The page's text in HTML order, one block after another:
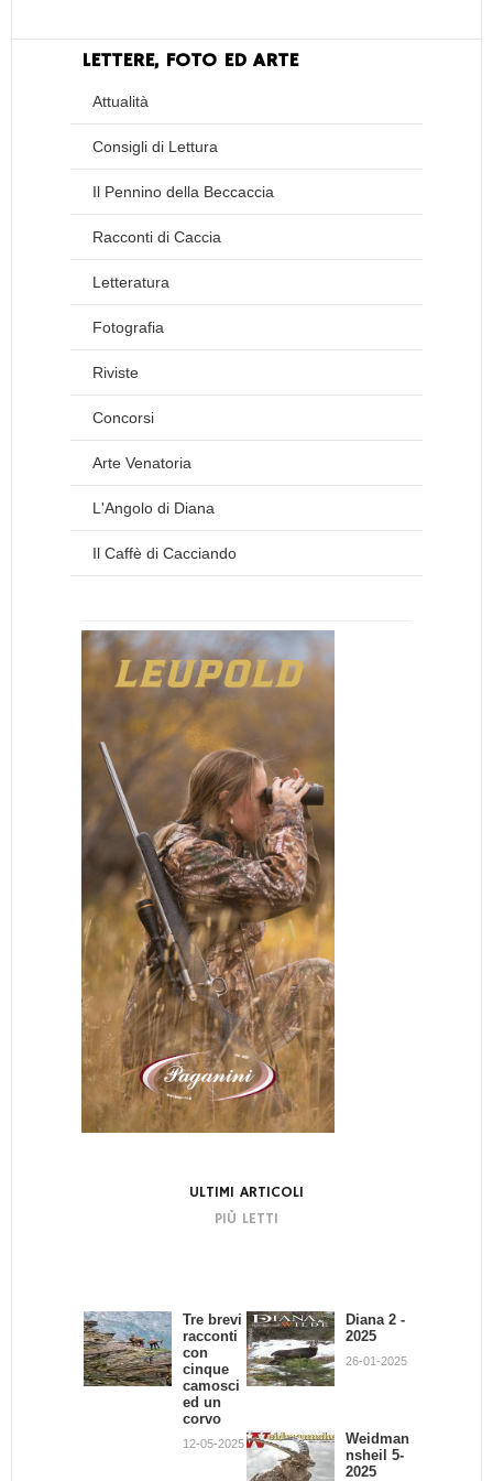
LETTERE, FOTO ED ARTE
Attualità
Consigli di Lettura
Il Pennino della Beccaccia
Racconti di Caccia
Letteratura
Fotografia
Riviste
Concorsi
Arte Venatoria
L'Angolo di Diana
Il Caffè di Cacciando
ULTIMI ARTICOLI
PIÙ LETTI
Tre brevi
racconti
con
cinque
camosci
ed un
corvo
12-05-2025
Diana 2 -
2025
26-01-2025
Weidman
nsheil 5-
2025
Bando di
Concors
o:
Scrivend
o e
Cacciand
o
30-09-2013
La
dignità
Cacciator
Giovanni